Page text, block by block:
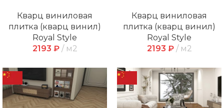
Кварц виниловая
плитка (кварц винил)
Royal Style
2193 ₽ м2
Кварц виниловая
плитка (кварц винил)
Royal Style
2193 ₽ м2